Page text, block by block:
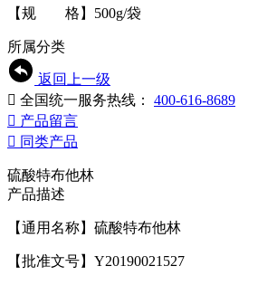
【规 格】500g/袋
所属分类
返回上一级
 全国统一服务热线： 400-616-8689
 产品留言
 同类产品
硫酸特布他林
产品描述
【通用名称】硫酸特布他林
【批准文号】Y20190021527